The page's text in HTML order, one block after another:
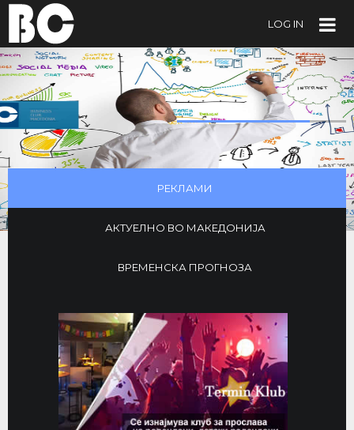
LOG IN
.
.
.
РЕКЛАМИ
АКТУЕЛНО ВО МАКЕДОНИЈА
ВРЕМЕНСКА ПРОГНОЗА